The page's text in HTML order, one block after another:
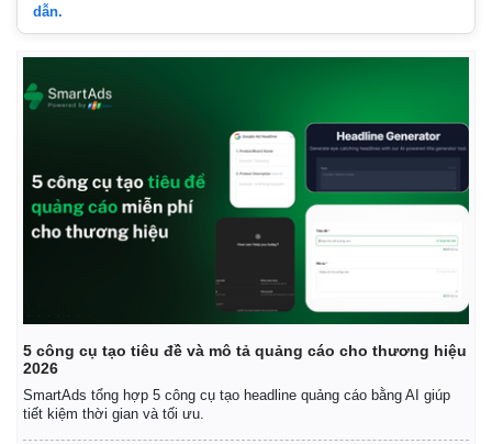
dẫn.
5 công cụ tạo tiêu đề và mô tả quảng cáo cho thương hiệu
2026
SmartAds tổng hợp 5 công cụ tạo headline quảng cáo bằng AI giúp
tiết kiệm thời gian và tối ưu.